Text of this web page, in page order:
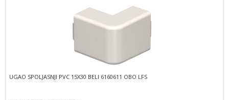
UGAO SPOLJASNJI PVC 15X30 BELI 6160611 OBO LFS